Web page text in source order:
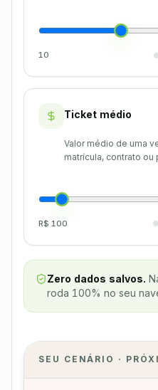
10
Ticket médio
Valor médio de uma
matrícula, contrato ou
R$ 100
Zero dados salvos.
roda 100% no seu
SEU CENÁRIO ·